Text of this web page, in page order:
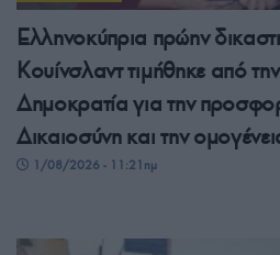
Ελληνοκύπρια πρώην
Κουίνσλαντ τιμήθηκε από
Δημοκρατία για την
Δικαιοσύνη και την
1/08/2026 - 11:21πμ